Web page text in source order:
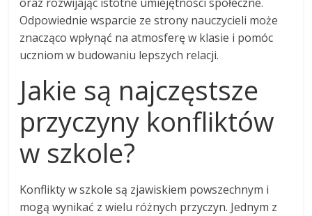
Odpowiednie wsparcie ze strony nauczycieli może
znacząco wpłynąć na atmosferę w klasie i pomóc
uczniom w budowaniu lepszych relacji.
Jakie są najczęstsze
przyczyny konfliktów
w szkole?
Konflikty w szkole są zjawiskiem powszechnym i
mogą wynikać z wielu różnych przyczyn. Jednym z